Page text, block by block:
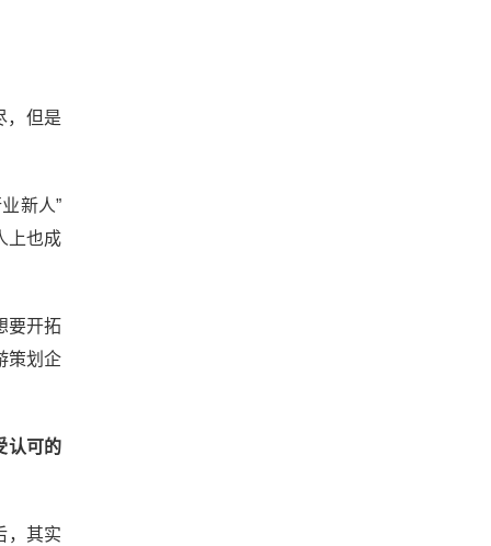
，但是
新人”
上也成
要开拓
策划企
认可的
，其实